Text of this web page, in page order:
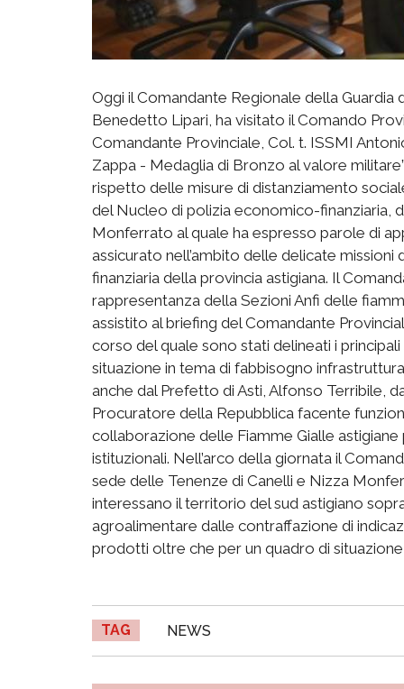
Oggi il Comandante Regionale della Guardia
Benedetto Lipari, ha visitato il Comando
Comandante Provinciale, Col. t. ISSMI
Zappa - Medaglia di Bronzo al valore
rispetto delle misure di distanziamento
del Nucleo di polizia economico-finanziaria,
Monferrato al quale ha espresso parole di
assicurato nell’ambito delle delicate
finanziaria della provincia astigiana. Il
rappresentanza della Sezioni Anfi delle
assistito al briefing del Comandante
corso del quale sono stati delineati i
situazione in tema di fabbisogno
anche dal Prefetto di Asti, Alfonso Terribile,
Procuratore della Repubblica facente
collaborazione delle Fiamme Gialle
istituzionali. Nell’arco della giornata il
sede delle Tenenze di Canelli e Nizza
interessano il territorio del sud astigiano
agroalimentare dalle contraffazione di
prodotti oltre che per un quadro di
TAG NEWS